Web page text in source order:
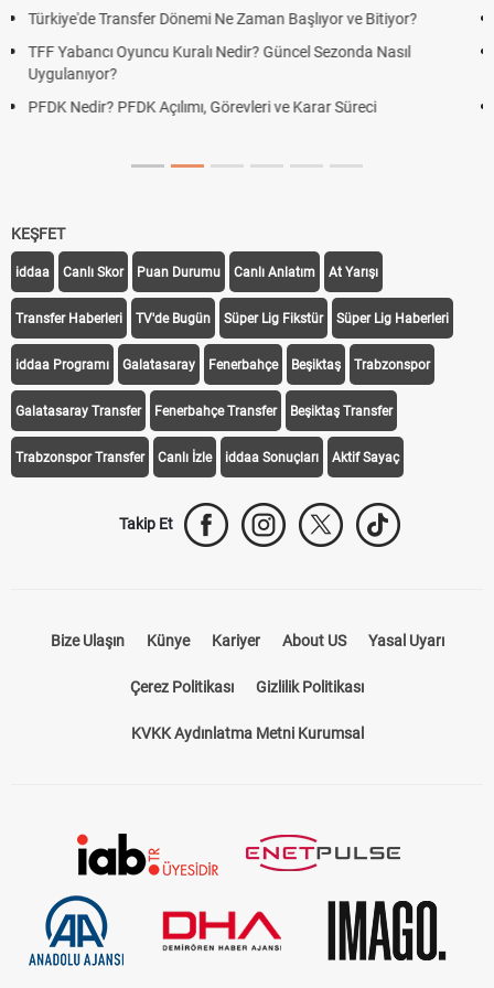
Futbol Nasıl Oynanır? Temel Futbol Kuralları
Deplasman Golü Kuralı Nedir? Hangi Organizasyonlarda
Uygulanıyor?
DGS Sonuçları Ne Zaman Açıklanacak 2026? ÖSYM Sonuç
KEŞFET
iddaa Canlı Skor Puan Durumu Canlı Anlatım At Yarışı
Transfer Haberleri TV'de Bugün Süper Lig Fikstür Süper Lig Haberleri
iddaa Programı Galatasaray Fenerbahçe Beşiktaş Trabzonspor
Galatasaray Transfer Fenerbahçe Transfer Beşiktaş Transfer
Trabzonspor Transfer Canlı İzle iddaa Sonuçları Aktif Sayaç
Takip Et
Bize Ulaşın Künye Kariyer About US Yasal Uyarı
Çerez Politikası Gizlilik Politikası
KVKK Aydınlatma Metni Kurumsal